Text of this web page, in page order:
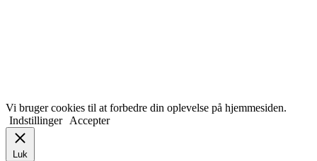
Vi bruger cookies til at forbedre din oplevelse på hjemmesiden.
Indstillinger Accepter
Luk